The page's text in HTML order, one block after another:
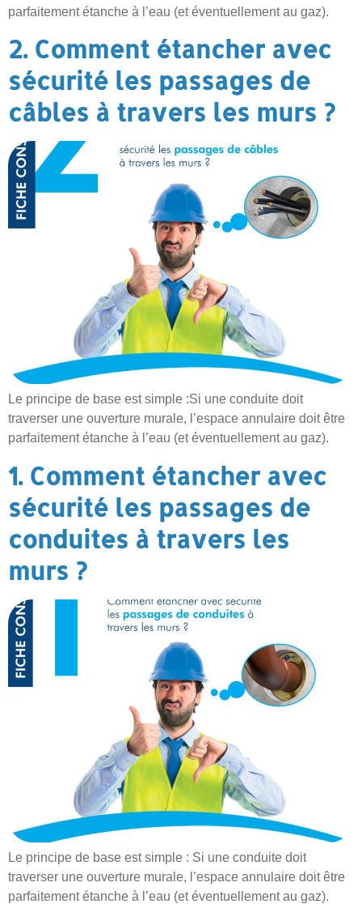
parfaitement étanche à l’eau (et éventuellement au gaz).
2. Comment étancher avec
sécurité les passages de
câbles à travers les murs ?
Le principe de base est simple :Si une conduite doit
traverser une ouverture murale, l’espace annulaire doit être
parfaitement étanche à l’eau (et éventuellement au gaz).
1. Comment étancher avec
sécurité les passages de
conduites à travers les
murs ?
Le principe de base est simple : Si une conduite doit
traverser une ouverture murale, l’espace annulaire doit être
parfaitement étanche à l’eau (et éventuellement au gaz).